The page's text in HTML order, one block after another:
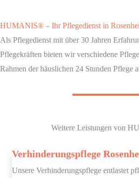
HUMANIS® – Ihr Pflegedienst in
Als Pflegedienst mit über 30 Jahren
Pflegekräften bieten wir verschiedene
Rahmen der häuslichen 24 Stunden Pflege
Weitere Leistungen von
Verhinderungspflege
Unsere Verhinderungspflege entlastet